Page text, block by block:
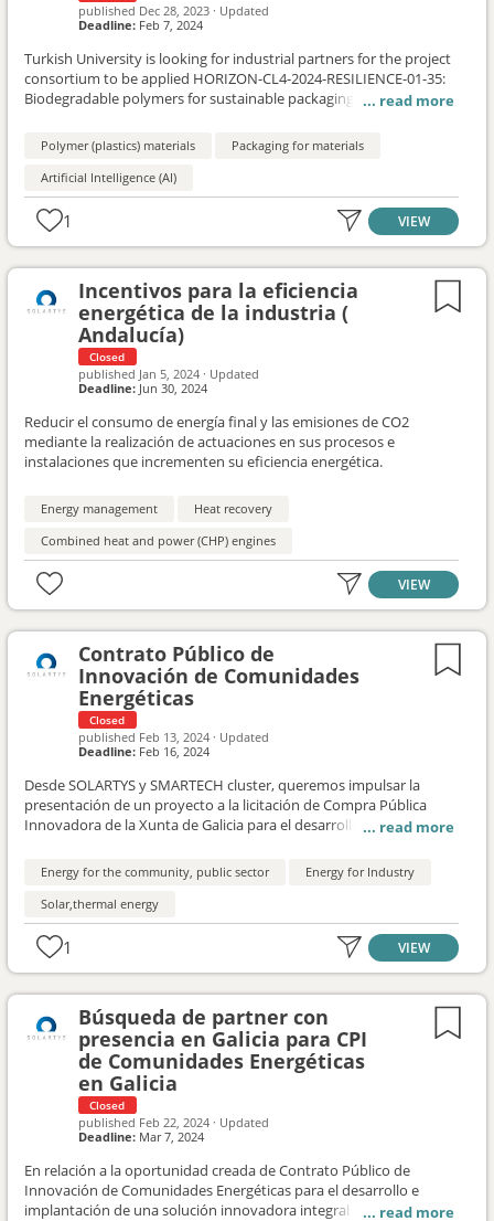
published Dec 28, 2023 · Updated
Deadline: Feb 7, 2024
Turkish University is looking for industrial partners for the project
consortium to be applied HORIZON-CL4-2024-RESILIENCE-01-35:
Biodegradable polymers for sustainable packaging materials (IA)
opportunities/turkish-university-looking-industrial-partners-
project-consortium-be
Polymer (plastics) materials
Packaging for materials
Artificial Intelligence (AI)
1 VIEW
Incentivos para la eficiencia
energética de la industria (
Andalucía)
Closed
published Jan 5, 2024 · Updated
Deadline: Jun 30, 2024
Reducir el consumo de energía final y las emisiones de CO2
mediante la realización de actuaciones en sus procesos e
instalaciones que incrementen su eficiencia energética.
Energy management
Heat recovery
Combined heat and power (CHP) engines
VIEW
Contrato Público de
Innovación de Comunidades
Energéticas
Closed
published Feb 13, 2024 · Updated
Deadline: Feb 16, 2024
Desde SOLARTYS y SMARTECH cluster, queremos impulsar la
presentación de un proyecto a la licitación de Compra Pública
Innovadora de la Xunta de Galicia para el desarrollo e
de las comunidades energéticas en Aldeas modelo de Galicia. Las
empresas y entidades que estéis interesadas en participar en esta
licitación como socios del consorcio, por favor, indicadnos vuestro
interés hasta el viernes 16 de febrero.
Energy for the community, public sector
Energy for Industry
Solar,thermal energy
1 VIEW
Búsqueda de partner con
presencia en Galicia para CPI
de Comunidades Energéticas
en Galicia
Closed
published Feb 22, 2024 · Updated
Deadline: Mar 7, 2024
En relación a la oportunidad creada de Contrato Público de
Innovación de Comunidades Energéticas para el desarrollo e
implantación de una solución innovadora integral para la gestión